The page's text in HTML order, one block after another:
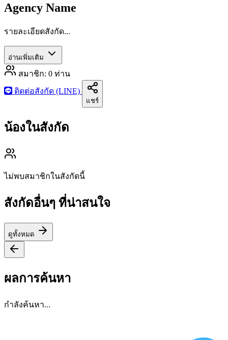
Agency Name
รายละเอียดสังกัด...
อ่านเพิ่มเติม
สมาชิก: 0 ท่าน
ติดต่อสังกัด (LINE)
แชร์
น้องในสังกัด
ไม่พบสมาชิกในสังกัดนี้
สังกัดอื่นๆ ที่น่าสนใจ
ดูทั้งหมด
ผลการค้นหา
กำลังค้นหา...